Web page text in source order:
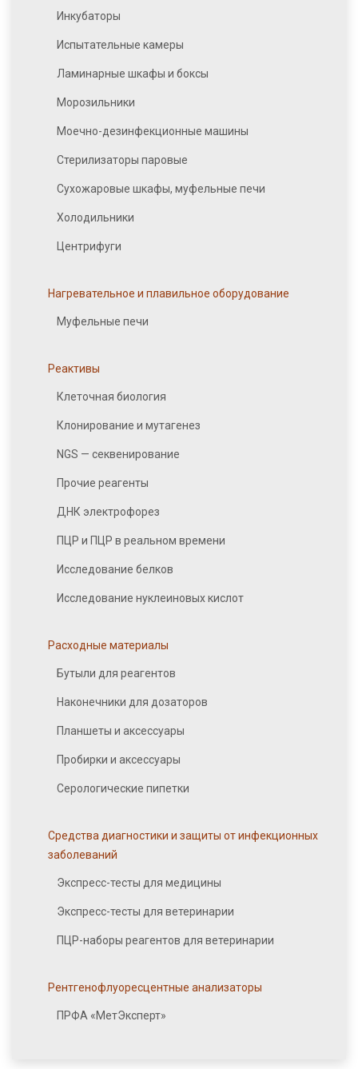
Инкубаторы
Испытательные камеры
Ламинарные шкафы и боксы
Морозильники
Моечно-дезинфекционные машины
Стерилизаторы паровые
Сухожаровые шкафы, муфельные печи
Холодильники
Центрифуги
Нагревательное и плавильное оборудование
Муфельные печи
Реактивы
Клеточная биология
Клонирование и мутагенез
NGS — секвенирование
Прочие реагенты
ДНК электрофорез
ПЦР и ПЦР в реальном времени
Исследование белков
Исследование нуклеиновых кислот
Расходные материалы
Бутыли для реагентов
Наконечники для дозаторов
Планшеты и аксессуары
Пробирки и аксессуары
Серологические пипетки
Средства диагностики и защиты от инфекционных
заболеваний
Экспресс-тесты для медицины
Экспресс-тесты для ветеринарии
ПЦР-наборы реагентов для ветеринарии
Рентгенофлуоресцентные анализаторы
ПРФА «МетЭксперт»